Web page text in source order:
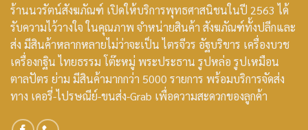
ร้านนวรัตน์สังฆภัณฑ์ เปิดให้บริการพุทธศาสนิชนในปี 2563 ได้
รับความไว้วางใจ ในคุณภาพ จำหน่ายสินค้า สังฆภัณฑ์ทั้งปลีกและ
ส่ง มีสินค้าหลากหลายไม่ว่าจะเป็น ไตรจีวร อัฐบริขาร เครื่องบวช
เครื่องกฐิน ไทยธรรม โต๊ะหมู่ พระประธาน รูปหล่อ รูปเหมือน
ตาลปัตร ย่าม มีสินค้ามากกว่า 5000 รายการ พร้อมบริการจัดส่ง
ทาง เคอรี่-ไปรษณีย์-ขนส่ง-Grab เพื่อความสะดวกของลูกค้า